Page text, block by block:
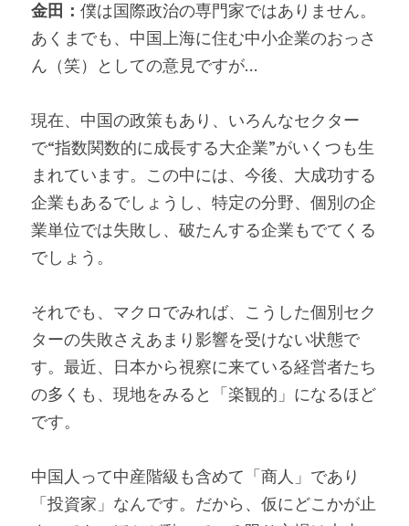
金田： 僕は国際政治の専門家ではありません。
あくまでも、中国上海に住む中小企業のおっさ
ん（笑）としての意見ですが…
現在、中国の政策もあり、いろんなセクター
で“指数関数的に成長する大企業”がいくつも生
まれています。この中には、今後、大成功する
企業もあるでしょうし、特定の分野、個別の企
業単位では失敗し、破たんする企業もでてくる
でしょう。
それでも、マクロでみれば、こうした個別セク
ターの失敗さえあまり影響を受けない状態で
す。最近、日本から視察に来ている経営者たち
の多くも、現地をみると「楽観的」になるほど
です。
中国人って中産階級も含めて「商人」であり
「投資家」なんです。だから、仮にどこかが止